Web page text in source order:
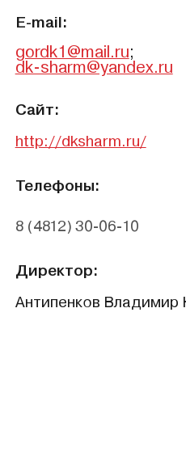
E-mail:
gordk1@mail.ru;
dk-sharm@yandex.ru
Сайт:
http://dksharm.ru/
Телефоны:
8 (4812) 30-06-10
Директор:
Антипенков Владимир